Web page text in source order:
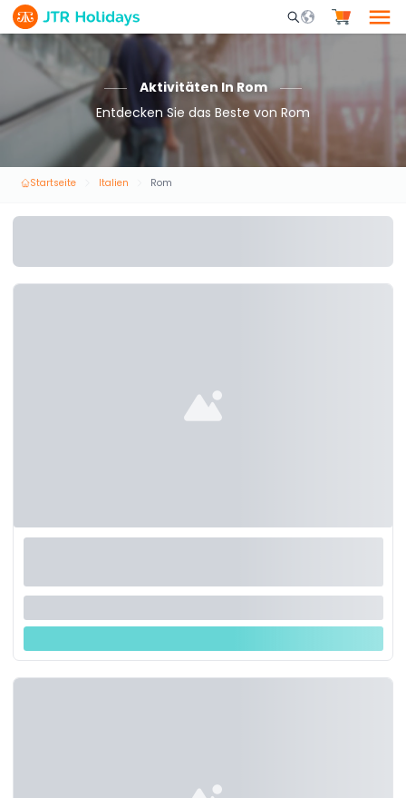
Mobile Search
Aktivitäten In Rom
Entdecken Sie das Beste von Rom
Startseite Italien Rom